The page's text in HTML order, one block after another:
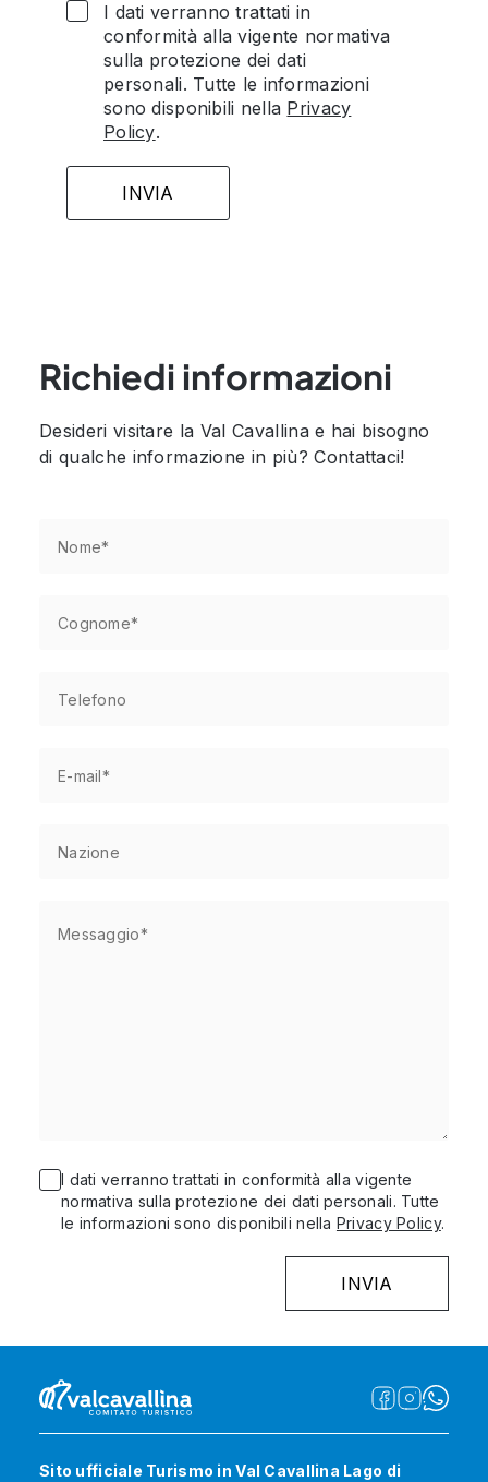
I dati verranno trattati in
conformità alla vigente normativa
sulla protezione dei dati
personali. Tutte le informazioni
sono disponibili nella Privacy
Policy.
Richiedi informazioni
Desideri visitare la Val Cavallina e hai bisogno
di qualche informazione in più? Contattaci!
I dati verranno trattati in conformità alla vigente
normativa sulla protezione dei dati personali. Tutte
le informazioni sono disponibili nella Privacy Policy.
Sito ufficiale Turismo in Val Cavallina Lago di